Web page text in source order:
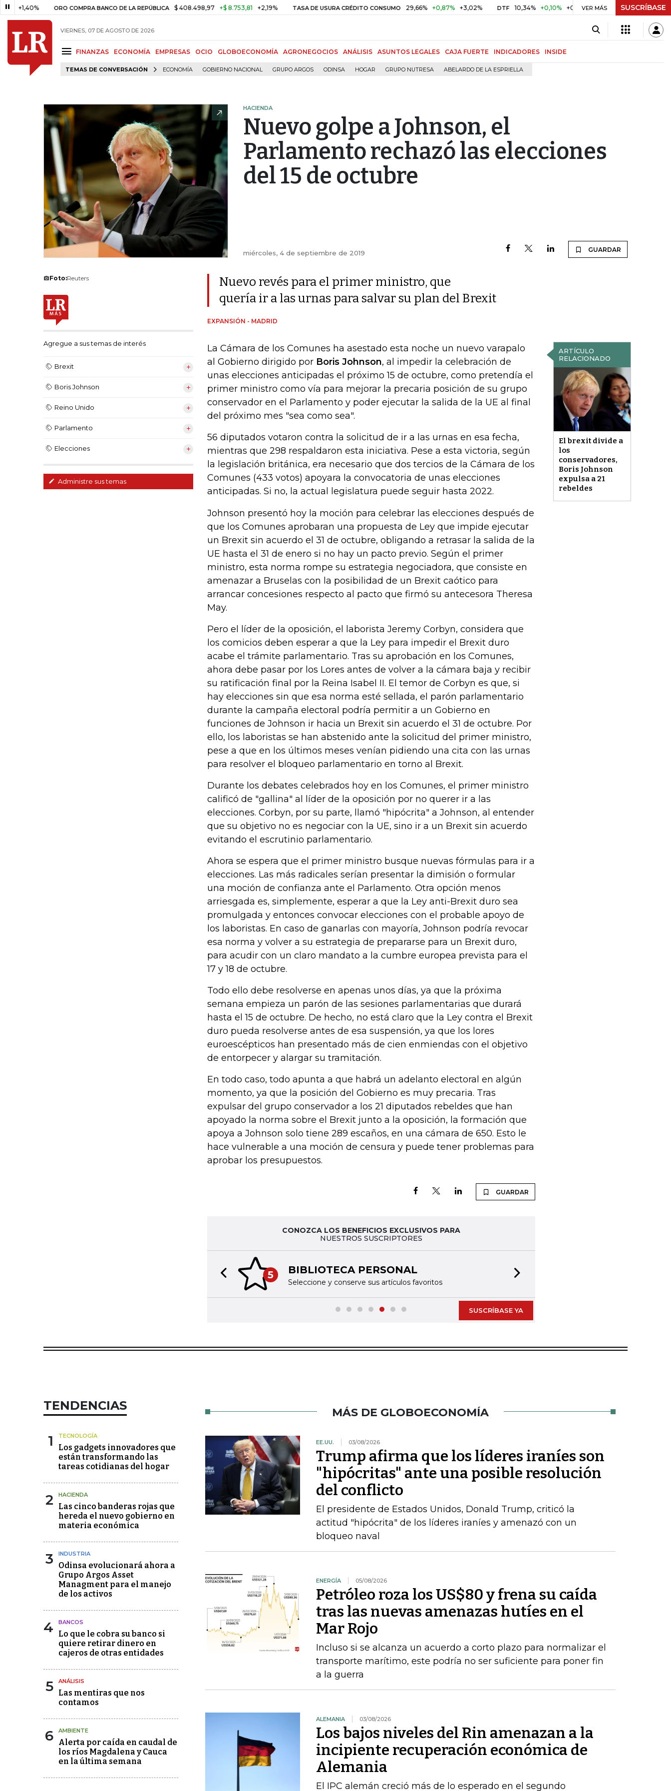
ORO COMPRA BANCO DE LA REPÚBLICA $ 408.498,97 +$ 8.753,81 +2,19% TASA DE USURA CRÉDITO CONSUMO 29,66% +0,87% +3,02% DTF 10,34% +0,10% +0,98% UVR $ 416,91 +$ 0,05
VER MÁS SUSCRÍBASE
VIERNES, 07 DE AGOSTO DE 2026
FINANZAS ECONOMÍA EMPRESAS OCIO GLOBOECONOMÍA AGRONEGOCIOS ANÁLISIS ASUNTOS LEGALES CAJA FUERTE INDICADORES INSIDE
TEMAS DE CONVERSACIÓN ECONOMÍA GOBIERNO NACIONAL GRUPO ARGOS ODINSA HOGAR GRUPO NUTRESA ABELARDO DE LA ESPRIELLA
HACIENDA
Nuevo golpe a Johnson, el
Parlamento rechazó las elecciones
del 15 de octubre
miércoles, 4 de septiembre de 2019 GUARDAR
Foto:Reuters
Agregue a sus temas de interés
Brexit
Boris Johnson
Reino Unido
Parlamento
Elecciones
Administre sus temas
Nuevo revés para el primer ministro, que
quería ir a las urnas para salvar su plan del Brexit
EXPANSIÓN - MADRID
ARTÍCULO
RELACIONADO
El brexit divide a
los
conservadores,
Boris Johnson
expulsa a 21
rebeldes
La Cámara de los Comunes ha asestado esta noche un nuevo varapalo
al Gobierno dirigido por Boris Johnson, al impedir la celebración de
unas elecciones anticipadas el próximo 15 de octubre, como pretendía el
primer ministro como vía para mejorar la precaria posición de su grupo
conservador en el Parlamento y poder ejecutar la salida de la UE al final
del próximo mes "sea como sea".
56 diputados votaron contra la solicitud de ir a las urnas en esa fecha,
mientras que 298 respaldaron esta iniciativa. Pese a esta victoria, según
la legislación británica, era necesario que dos tercios de la Cámara de los
Comunes (433 votos) apoyara la convocatoria de unas elecciones
anticipadas. Si no, la actual legislatura puede seguir hasta 2022.
Johnson presentó hoy la moción para celebrar las elecciones después de
que los Comunes aprobaran una propuesta de Ley que impide ejecutar
un Brexit sin acuerdo el 31 de octubre, obligando a retrasar la salida de la
UE hasta el 31 de enero si no hay un pacto previo. Según el primer
ministro, esta norma rompe su estrategia negociadora, que consiste en
amenazar a Bruselas con la posibilidad de un Brexit caótico para
arrancar concesiones respecto al pacto que firmó su antecesora Theresa
May.
Pero el líder de la oposición, el laborista Jeremy Corbyn, considera que
los comicios deben esperar a que la Ley para impedir el Brexit duro
acabe el trámite parlamentario. Tras su aprobación en los Comunes,
ahora debe pasar por los Lores antes de volver a la cámara baja y recibir
su ratificación final por la Reina Isabel II. El temor de Corbyn es que, si
hay elecciones sin que esa norma esté sellada, el parón parlamentario
durante la campaña electoral podría permitir a un Gobierno en
funciones de Johnson ir hacia un Brexit sin acuerdo el 31 de octubre. Por
ello, los laboristas se han abstenido ante la solicitud del primer ministro,
pese a que en los últimos meses venían pidiendo una cita con las urnas
para resolver el bloqueo parlamentario en torno al Brexit.
Durante los debates celebrados hoy en los Comunes, el primer ministro
calificó de "gallina" al líder de la oposición por no querer ir a las
elecciones. Corbyn, por su parte, llamó "hipócrita" a Johnson, al entender
que su objetivo no es negociar con la UE, sino ir a un Brexit sin acuerdo
evitando el escrutinio parlamentario.
Ahora se espera que el primer ministro busque nuevas fórmulas para ir a
elecciones. Las más radicales serían presentar la dimisión o formular
una moción de confianza ante el Parlamento. Otra opción menos
arriesgada es, simplemente, esperar a que la Ley anti-Brexit duro sea
promulgada y entonces convocar elecciones con el probable apoyo de
los laboristas. En caso de ganarlas con mayoría, Johnson podría revocar
esa norma y volver a su estrategia de prepararse para un Brexit duro,
para acudir con un claro mandato a la cumbre europea prevista para el
17 y 18 de octubre.
Todo ello debe resolverse en apenas unos días, ya que la próxima
semana empieza un parón de las sesiones parlamentarias que durará
hasta el 15 de octubre. De hecho, no está claro que la Ley contra el Brexit
duro pueda resolverse antes de esa suspensión, ya que los lores
euroescépticos han presentado más de cien enmiendas con el objetivo
de entorpecer y alargar su tramitación.
En todo caso, todo apunta a que habrá un adelanto electoral en algún
momento, ya que la posición del Gobierno es muy precaria. Tras
expulsar del grupo conservador a los 21 diputados rebeldes que han
apoyado la norma sobre el Brexit junto a la oposición, la formación que
apoya a Johnson solo tiene 289 escaños, en una cámara de 650. Esto le
hace vulnerable a una moción de censura y puede tener problemas para
aprobar los presupuestos.
GUARDAR
CONOZCA LOS BENEFICIOS EXCLUSIVOS PARA
NUESTROS SUSCRIPTORES
5 BIBLIOTECA PERSONAL
Seleccione y conserve sus artículos favoritos
Previous slide
SUSCRÍBASE YA
TENDENCIAS
1 TECNOLOGÍA
Los gadgets innovadores que
están transformando las
tareas cotidianas del hogar
2 HACIENDA
Las cinco banderas rojas que
hereda el nuevo gobierno en
materia económica
3 INDUSTRIA
Odinsa evolucionará ahora a
Grupo Argos Asset
Managment para el manejo
de los activos
4 BANCOS
Lo que le cobra su banco si
quiere retirar dinero en
cajeros de otras entidades
5 ANÁLISIS
Las mentiras que nos
contamos
6 AMBIENTE
Alerta por caída en caudal de
los ríos Magdalena y Cauca
en la última semana
MÁS DE GLOBOECONOMÍA
EE.UU. 03/08/2026
Trump afirma que los líderes iraníes son
"hipócritas" ante una posible resolución
del conflicto
El presidente de Estados Unidos, Donald Trump, criticó la
actitud "hipócrita" de los líderes iraníes y amenazó con un
bloqueo naval
ENERGÍA 05/08/2026
Petróleo roza los US$80 y frena su caída
tras las nuevas amenazas hutíes en el
Mar Rojo
Incluso si se alcanza un acuerdo a corto plazo para normalizar el
transporte marítimo, este podría no ser suficiente para poner fin
a la guerra
ALEMANIA 03/08/2026
Los bajos niveles del Rin amenazan a la
incipiente recuperación económica de
Alemania
El IPC alemán creció más de lo esperado en el segundo